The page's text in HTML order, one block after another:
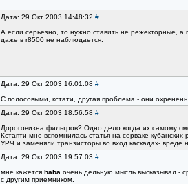
Дата: 29 Окт 2003 14:48:32 #
А если серьезно, то нужно ставить не режекторные,
даже в r8500 не наблюдается.
Дата: 29 Окт 2003 16:01:08 #
С полосовыми, кстати, другая проблема - они
Дата: 29 Окт 2003 18:56:58 #
Дороговизна фильтров? Одно дело когда их самому
Кстапти мне вспомнилась статья на серваке
УРЧ и заменяли транзисторы во вход каскадах- вреде
Дата: 29 Окт 2003 19:57:03 #
мне кажется haba очень дельную мысль высказывал -
с другим приемником.